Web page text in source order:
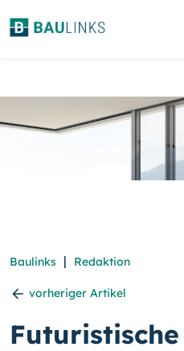
Baulinks | Redaktion
vorheriger Artikel
Futuristische